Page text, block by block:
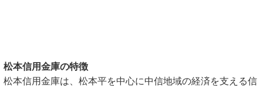
松本信用金庫の特徴
松本信用金庫は、松本平を中心に中信地域の経済を支える信